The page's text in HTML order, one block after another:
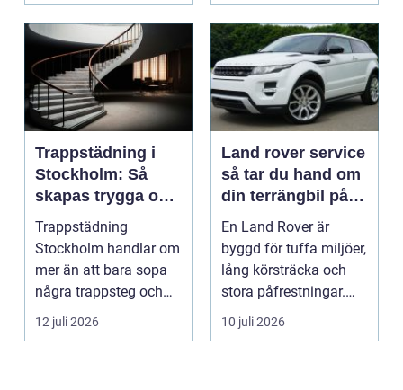
Trappstädning i
Stockholm: Så
skapas trygga och
trivsamma
trapphus
Trappstädning
Stockholm handlar om
mer än att bara sopa
några trappsteg och
torka en...
12 juli 2026
Land rover service
så tar du hand om
din terrängbil på
rätt sätt
En Land Rover är
byggd för tuffa miljöer,
lång körsträcka och
stora påfrestningar.
Samtidigt är det ...
10 juli 2026